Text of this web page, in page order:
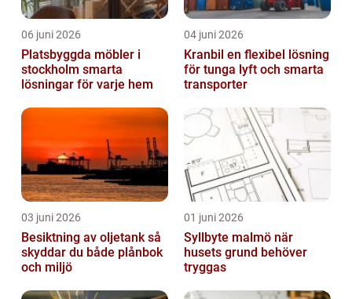
06 juni 2026
Platsbyggda möbler i
stockholm smarta
lösningar för varje hem
04 juni 2026
Kranbil en flexibel lösning
för tunga lyft och smarta
transporter
03 juni 2026
Besiktning av oljetank så
skyddar du både plånbok
och miljö
01 juni 2026
Syllbyte malmö när
husets grund behöver
tryggas